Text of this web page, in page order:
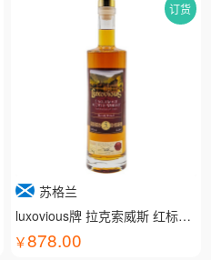
订货
苏格兰
luxovious牌 拉克索威斯 红标威士忌
878.00